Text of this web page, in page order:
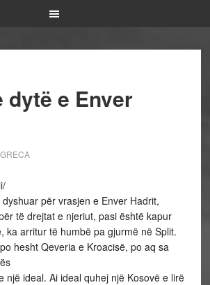
dytë e Enver
për vrasjen e Enver Hadrit,
të drejtat e njeriut, pasi është kapur
ka arritur të humbë pa gjurmë në Split.
hesht Qeveria e Kroacisë, po aq sa
një ideal. Ai ideal quhej një Kosovë e lirë